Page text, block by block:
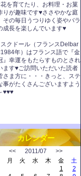
を育てたり、お料理・お菓
りが趣味です♥ささやかな庭
その毎日うつりゆく姿やバラ
成長を楽しんでいます♥
クドール（フランスDelbar
年）はフランス語で『金
』幸運をもたらすものとされ
ます♥ご訪問いただいた読者
さま方に・・・きっと、ステ
事がたくさんございますよう
♥♥♥
カレンダー
<< 2011/07 >>
月 火 水 木 金
土
1
2